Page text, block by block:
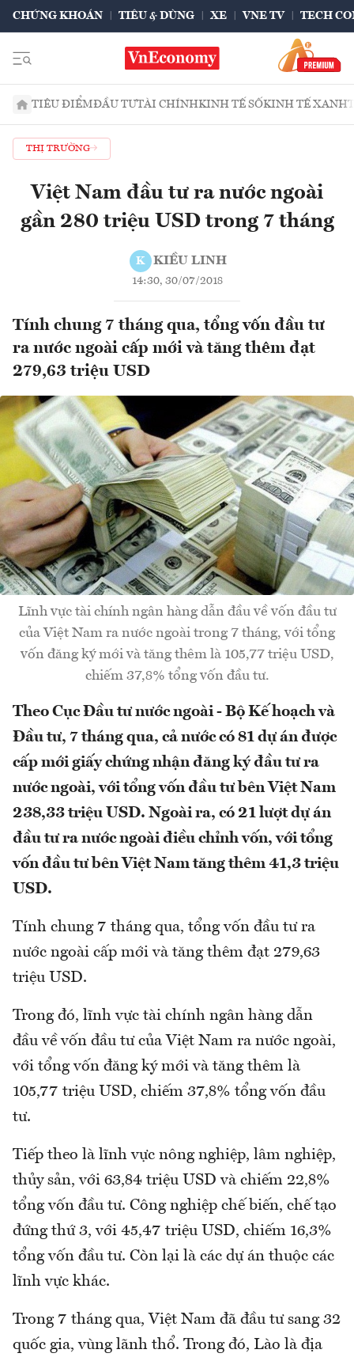
CHỨNG KHOÁN TIÊU & DÙNG XE VNE TV TECH
TIÊU ĐIỂMĐẦU TƯTÀI CHÍNHKINH TẾ SỐKINH TẾ XANH
THỊ TRƯỜNG
Việt Nam đầu tư ra nước ngoài
gần 280 triệu USD trong 7 tháng
K KIỀU LINH
14:30, 30/07/2018
Tính chung 7 tháng qua, tổng vốn đầu tư
ra nước ngoài cấp mới và tăng thêm đạt
279,63 triệu USD
Lĩnh vực tài chính ngân hàng dẫn đầu về vốn đầu tư
của Việt Nam ra nước ngoài trong 7 tháng, với tổng
vốn đăng ký mới và tăng thêm là 105,77 triệu USD,
chiếm 37,8% tổng vốn đầu tư.
Theo Cục Đầu tư nước ngoài - Bộ Kế hoạch và
Đầu tư, 7 tháng qua, cả nước có 81 dự án được
cấp mới giấy chứng nhận đăng ký đầu tư ra
nước ngoài, với tổng vốn đầu tư bên Việt Nam
238,33 triệu USD. Ngoài ra, có 21 lượt dự án
đầu tư ra nước ngoài điều chỉnh vốn, với tổng
vốn đầu tư bên Việt Nam tăng thêm 41,3 triệu
USD.
Tính chung 7 tháng qua, tổng vốn đầu tư ra
nước ngoài cấp mới và tăng thêm đạt 279,63
triệu USD.
Trong đó, lĩnh vực tài chính ngân hàng dẫn
đầu về vốn đầu tư của Việt Nam ra nước ngoài,
với tổng vốn đăng ký mới và tăng thêm là
105,77 triệu USD, chiếm 37,8% tổng vốn đầu
tư.
Tiếp theo là lĩnh vực nông nghiệp, lâm nghiệp,
thủy sản, với 63,84 triệu USD và chiếm 22,8%
tổng vốn đầu tư. Công nghiệp chế biến, chế tạo
đứng thứ 3, với 45,47 triệu USD, chiếm 16,3%
tổng vốn đầu tư. Còn lại là các dự án thuộc các
lĩnh vực khác.
Trong 7 tháng qua, Việt Nam đã đầu tư sang 32
quốc gia, vùng lãnh thổ. Trong đó, Lào là địa